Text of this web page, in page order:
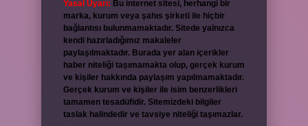
Yasal Uyarı: Bu internet sitesi, herhangi bir
marka, kurum veya şahıs şirketi ile hiçbir
bağlantısı bulunmamaktadır. Sitede yalnızca
kendi hazırladığımız makaleler
paylaşılmaktadır. Burada yer alan içerikler
haber niteliği taşımamakta olup, gerçek kurum
ve kişiler hakkında paylaşım yapılmamaktadır.
Gerçek kurum ve kişiler ile isim benzerlikleri
tamamen tesadüfidir. Sitemizdeki bilgiler
taslak halindedir ve tavsiye niteliği taşımazlar.